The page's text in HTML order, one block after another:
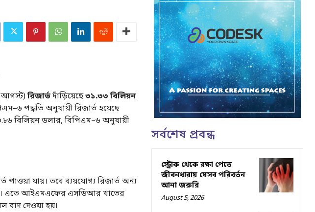
আগস্ট)রিজার্ভদাঁড়িয়েছে৩১.৩৩ বিলিয়ন
পদ্ধতি অনুযায়ী রিজার্ভ হয়েছে
বিলিয়ন ডলার, বিপিএম–৬ অনুযায়ী
পাওয়া যায়। তবে ব্যয়যোগ্য রিজার্ভ অন্য
এতে আইএমএফের এসডিআর খাতের
বাদ দেওয়া হয়।
সর্বশেষ প্রবন্ধ
স্ট্রোক থেকে রক্ষা পেতে
জীবনধারায় যেসব পরিবর্তন
আনা জরুরি
August 5, 2026